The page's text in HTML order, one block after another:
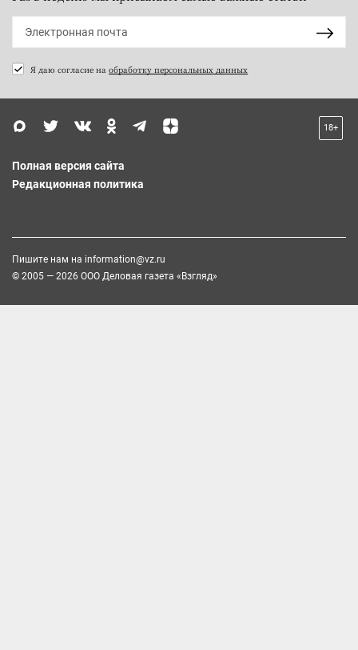
Я даю согласие на обработку персональных данных
18+
Полная версия сайта
Редакционная политика
Пишите нам на information@vz.ru
© 2005 — 2026 ООО Деловая газета «Взгляд»